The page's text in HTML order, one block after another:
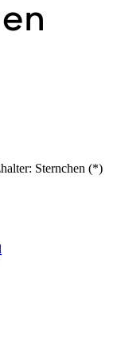
Sternchen (*)